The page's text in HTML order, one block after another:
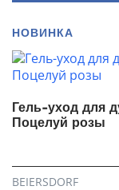
НОВИНКА
Гель-уход для
Поцелуй розы
BEIERSDORF